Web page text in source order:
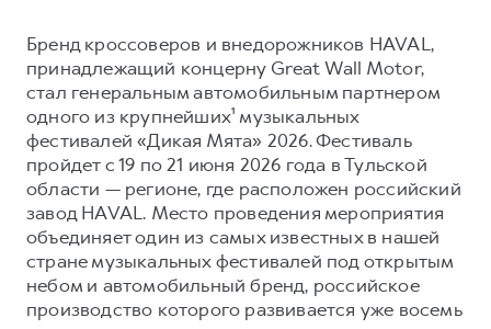
Кредит
КОРПОРАТИВНЫМ КЛИЕНТАМ
Для малого бизнеса
Корпоративным клиентам
Крупным корпоративным клиентам
Система управления автопарком
Сервис для корпоративных клиентов
HAVAL Лизинг
GWM Безопасность
Гарантия HAVAL
Мобильное приложение GWM
Программа «HAVAL Защита+»
Руководства по эксплуатации
Подписки
АКСЕССУАРЫ HAVAL
Бренд кроссоверов и внедорожников HAVAL,
принадлежащий концерну Great Wall Motor,
стал генеральным автомобильным партнером
одного из крупнейших¹ музыкальных
фестивалей «Дикая Мята» 2026. Фестиваль
пройдет с 19 по 21 июня 2026 года в Тульской
области — регионе, где расположен российский
завод HAVAL. Место проведения мероприятия
объединяет один из самых известных в нашей
стране музыкальных фестивалей под открытым
небом и автомобильный бренд, российское
производство которого развивается уже восемь